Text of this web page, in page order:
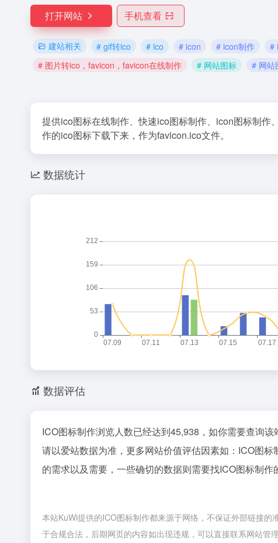
打开网站 手机查看
建站相关 # gif转ico # ico # icon # icon制作 #
# 图片转ico，favicon，favicon在线制作
# 网站图标 # 网站
提供ico图标在线制作、快速ico图标制作、icon图标制
作的ico图标下载下来，作为favicon.ico文件。
数据统计
数据评估
ICO图标制作浏览人数已经达到45,938，如你需要查询
请以爱站数据为准，更多网站价值评估因素如：ICO图
的需求以及需要，一些确切的数据则需要找ICO图标制
本站KuWi提供的ICO图标制作都来源于网络，不保证外部链接
于合规合法，后期网页的内容如出现违规，可以直接联系网站管